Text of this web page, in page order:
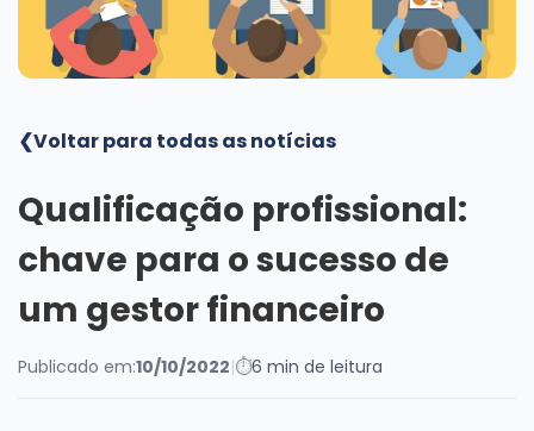
Blog
❮Voltar para todas as notícias
Qualificação profissional:
chave para o sucesso de
um gestor financeiro
Publicado em:10/10/2022|⏱6 min de leitura